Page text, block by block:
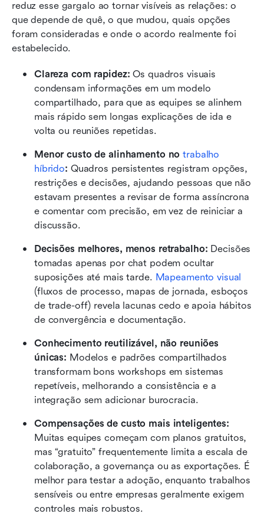
reduz esse gargalo ao tornar visíveis as relações: o
que depende de quê, o que mudou, quais opções
foram consideradas e onde o acordo realmente foi
estabelecido.
Clareza com rapidez: Os quadros visuais
condensam informações em um modelo
compartilhado, para que as equipes se alinhem
mais rápido sem longas explicações de ida e
volta ou reuniões repetidas.
Menor custo de alinhamento no trabalho
híbrido: Quadros persistentes registram opções,
restrições e decisões, ajudando pessoas que não
estavam presentes a revisar de forma assíncrona
e comentar com precisão, em vez de reiniciar a
discussão.
Decisões melhores, menos retrabalho: Decisões
tomadas apenas por chat podem ocultar
suposições até mais tarde. Mapeamento visual
(fluxos de processo, mapas de jornada, esboços
de trade-off) revela lacunas cedo e apoia hábitos
de convergência e documentação.
Conhecimento reutilizável, não reuniões
únicas: Modelos e padrões compartilhados
transformam bons workshops em sistemas
repetíveis, melhorando a consistência e a
integração sem adicionar burocracia.
Compensações de custo mais inteligentes:
Muitas equipes começam com planos gratuitos,
mas “gratuito” frequentemente limita a escala de
colaboração, a governança ou as exportações. É
melhor para testar a adoção, enquanto trabalhos
sensíveis ou entre empresas geralmente exigem
controles mais robustos.